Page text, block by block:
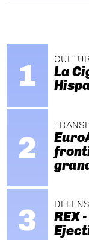
La
REX